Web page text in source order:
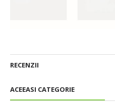
ACEEASI CATEGORIE
RECENZII